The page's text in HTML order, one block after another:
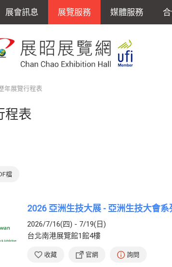
展會訊息 展覽服務 媒體服務
年展覽行程表
程表
檔
2026 亞洲生技大展 - 亞洲生技大會系
2026/7/16(四) - 7/19(日)
台北南港展覽館1館4樓
收藏 官網 詢問